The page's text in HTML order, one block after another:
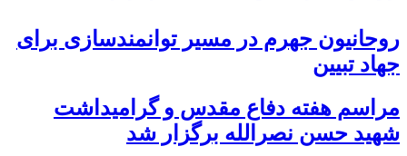
روحانیون جهرم در مسیر توانمندسازی برای
جهاد تبیین
مراسم هفته دفاع مقدس و گرامیداشت
شهید حسن نصرالله برگزار شد